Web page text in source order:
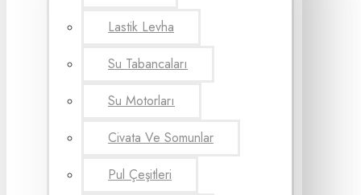
Lastik Levha
Su Tabancaları
Su Motorları
Civata Ve Somunlar
Pul Çeşitleri